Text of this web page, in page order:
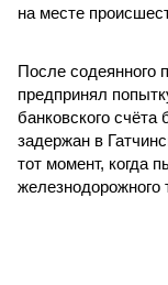
на месте
После содеянного
предпринял
банковского
задержан в
тот момент, когда
железнодорожного